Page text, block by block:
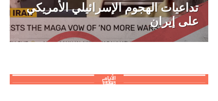
تداعيات الهجوم الإسرائيلي الأمريكي
على إيران